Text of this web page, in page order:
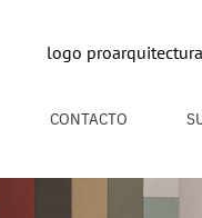
CONTACTO